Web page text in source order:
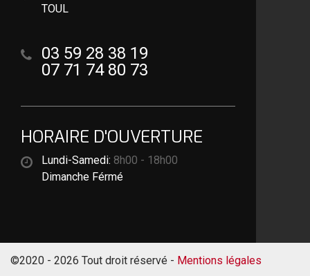
TOUL
03 59 28 38 19
07 71 74 80 73
HORAIRE D'OUVERTURE
Lundi-Samedi: 8h00 - 18h00
Dimanche Férmé
©2020 - 2026 Tout droit réservé - Mentions légales